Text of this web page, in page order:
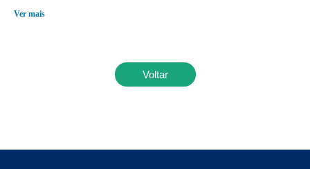
Ver mais
Voltar